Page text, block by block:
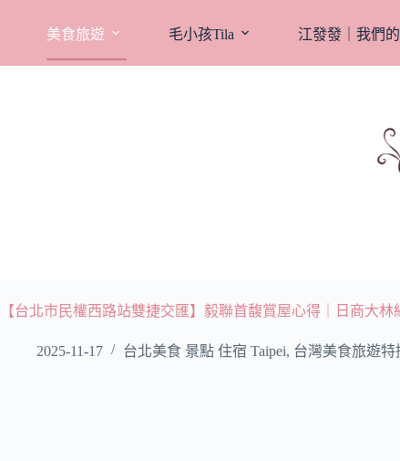
美食旅遊 毛小孩Tila 江發發｜我們
【台北市民權西路站雙捷交匯】毅聯首馥賞屋心得｜日商大
2025-11-17 台北美食 景點 住宿 Taipei, 台灣美食旅遊特